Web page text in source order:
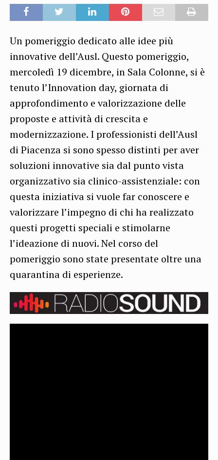
Un pomeriggio dedicato alle idee più
innovative dell’Ausl. Questo pomeriggio,
mercoledì 19 dicembre, in Sala Colonne, si è
tenuto l’Innovation day, giornata di
approfondimento e valorizzazione delle
proposte e attività di crescita e
modernizzazione. I professionisti dell’Ausl
di Piacenza si sono spesso distinti per aver
soluzioni innovative sia dal punto vista
organizzativo sia clinico-assistenziale: con
questa iniziativa si vuole far conoscere e
valorizzare l’impegno di chi ha realizzato
questi progetti speciali e stimolarne
l’ideazione di nuovi. Nel corso del
pomeriggio sono state presentate oltre una
quarantina di esperienze.